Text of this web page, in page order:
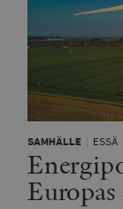
SAMHÄLLE ESSÄ